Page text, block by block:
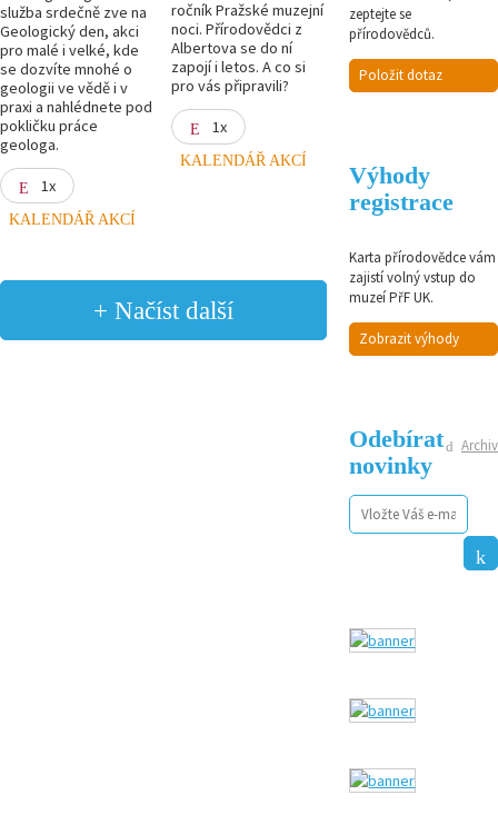
služba srdečně zve na
Geologický den, akci
pro malé i velké, kde
se dozvíte mnohé o
geologii ve vědě i v
praxi a nahlédnete pod
pokličku práce
geologa.
1x
KALENDÁŘ AKCÍ
ročník Pražské muzejní
noci. Přírodovědci z
Albertova se do ní
zapojí i letos. A co si
pro vás připravili?
1x
KALENDÁŘ AKCÍ
+ Načíst další
zeptejte se
přírodovědců.
Položit dotaz
Výhody
registrace
Karta přírodovědce vám
zajistí volný vstup do
muzeí PřF UK.
Zobrazit výhody
Archiv
Odebírat
novinky